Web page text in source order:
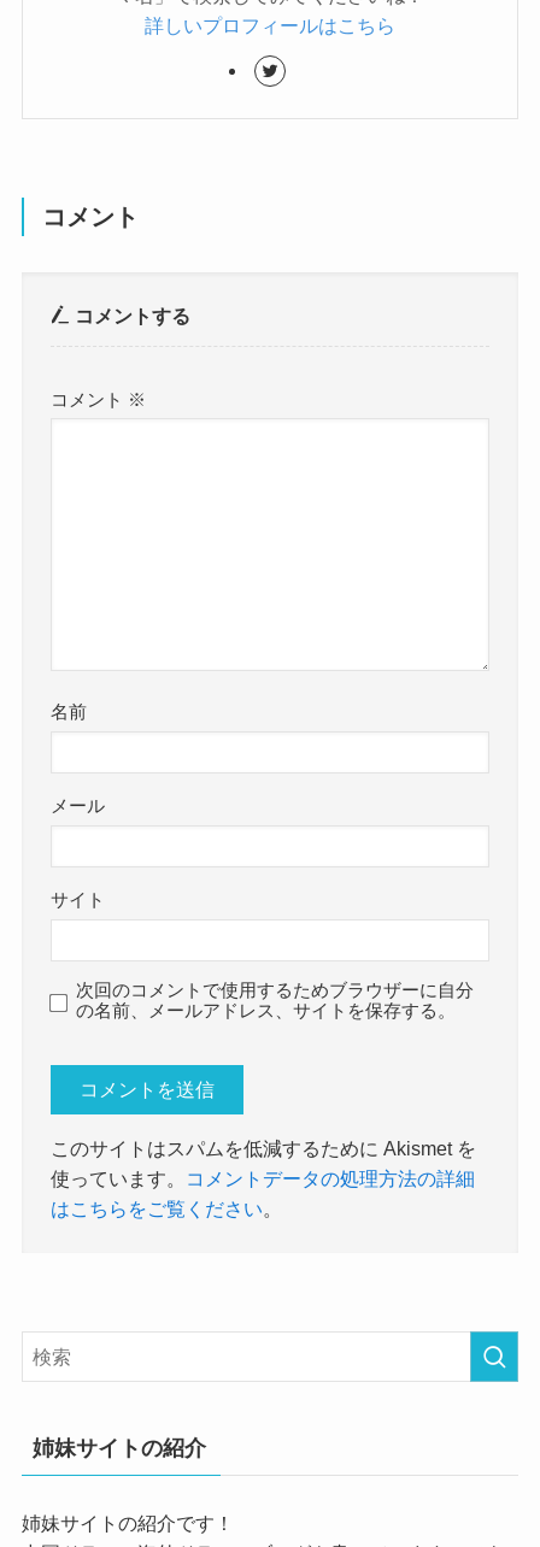
詳しいプロフィールはこちら
コメント
コメントする
コメント ※
名前
メール
サイト
次回のコメントで使用するためブラウザーに自分
の名前、メールアドレス、サイトを保存する。
このサイトはスパムを低減するために Akismet を
使っています。
コメントデータの処理方法の詳細
はこちらをご覧ください。
姉妹サイトの紹介
姉妹サイトの紹介です！